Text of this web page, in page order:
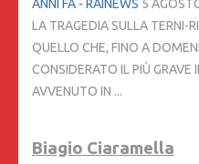
ANNI FA - RAINEWS 5
LA TRAGEDIA SULLA TERNI-
QUELLO CHE, FINO A
CONSIDERATO IL PIÙ
AVVENUTO IN ...
Biagio Ciaramella